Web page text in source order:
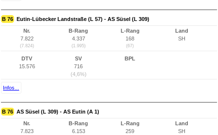
B 76 Eutin-Lübecker Landstraße (L 57) - AS Süsel (L 309)
Nr.
7.822
(7.824)
B-Rang
4.337
(1.995)
L-Rang
168
(67)
Land
SH
DTV
15.576
SV
716
(4,6%)
BPL
Infos...
B 76 AS Süsel (L 309) - AS Eutin (A 1)
Nr.
7.823
B-Rang
6.153
L-Rang
259
Land
SH